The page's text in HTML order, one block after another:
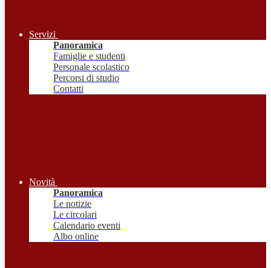
Servizi
Panoramica
Famiglie e studenti
Personale scolastico
Percorsi di studio
Contatti
Novità
Panoramica
Le notizie
Le circolari
Calendario eventi
Albo online